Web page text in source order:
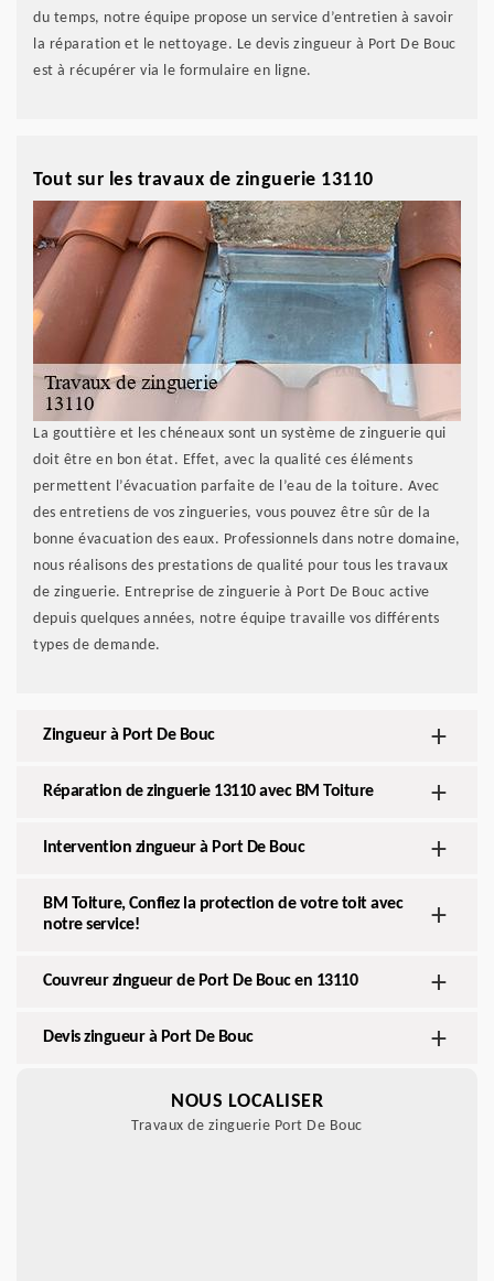
du temps, notre équipe propose un service d’entretien à savoir
la réparation et le nettoyage. Le devis zingueur à Port De Bouc
est à récupérer via le formulaire en ligne.
Tout sur les travaux de zinguerie 13110
La gouttière et les chéneaux sont un système de zinguerie qui
doit être en bon état. Effet, avec la qualité ces éléments
permettent l’évacuation parfaite de l’eau de la toiture. Avec
des entretiens de vos zingueries, vous pouvez être sûr de la
bonne évacuation des eaux. Professionnels dans notre domaine,
nous réalisons des prestations de qualité pour tous les travaux
de zinguerie. Entreprise de zinguerie à Port De Bouc active
depuis quelques années, notre équipe travaille vos différents
types de demande.
Zingueur à Port De Bouc
Réparation de zinguerie 13110 avec BM Toiture
Intervention zingueur à Port De Bouc
BM Toiture, Confiez la protection de votre toit avec
notre service!
Couvreur zingueur de Port De Bouc en 13110
Devis zingueur à Port De Bouc
NOUS LOCALISER
Travaux de zinguerie Port De Bouc